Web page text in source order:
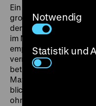
Ein zurückgezogen
großbürgerlichen
den er zu schreiben
im Moor handeln, der
empfindet, jeden Tag
verrichten und die
betrachten. Ein
Matrosen, die auf die
blicken.
ohne unmittelbaren
Notwendig
Statistik und